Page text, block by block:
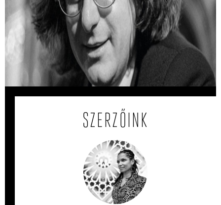
Hogyan készült Esterházy Péter legendás
Ottlik-másolata?
Esterházy Péter 1982-ben egy papírra lemásolta Ottlik
Géza kultikus regényét.
SZERZŐINK